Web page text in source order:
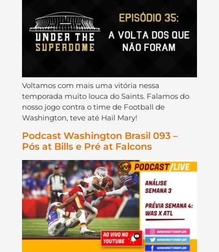
Voltamos com mais uma vitória nessa
temporada muito louca do Saints. Falamos do
nosso jogo contra o time de Football de
Washington, teve até Hail Mary!
Podcast Washington Brasil 093 –
Pós at Bills e Pré at Falcons